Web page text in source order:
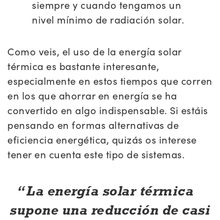
siempre y cuando tengamos un
nivel mínimo de radiación solar.
Como veis, el uso de la energía solar
térmica es bastante interesante,
especialmente en estos tiempos que corren
en los que ahorrar en energía se ha
convertido en algo indispensable. Si estáis
pensando en formas alternativas de
eficiencia energética, quizás os interese
tener en cuenta este tipo de sistemas.
La energía solar térmica
supone una reducción de casi